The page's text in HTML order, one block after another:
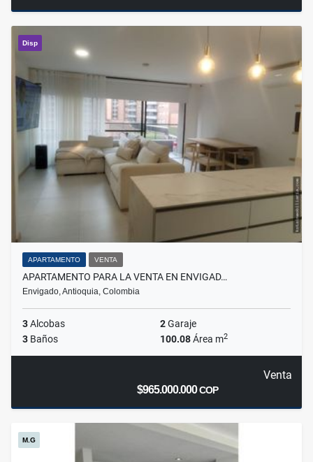
Disp
APARTAMENTO VENTA
APARTAMENTO PARA LA VENTA EN ENVIGAD…
Envigado, Antioquia, Colombia
3Alcobas 2Garaje
3 Baños 100.08Área m2
Venta
$965.000.000COP
M.G